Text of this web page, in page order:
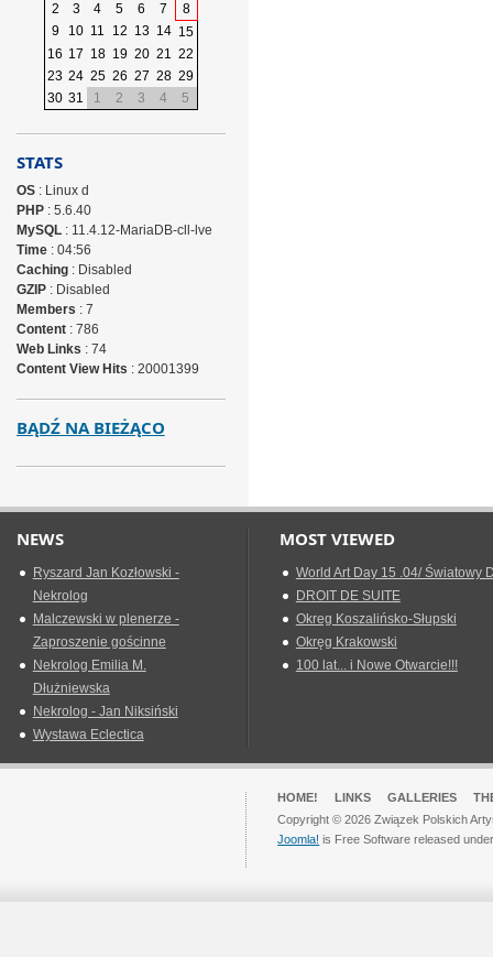
2
3 4 5 6 7
8
9
10 11 12 13 14 15
16 17 18 19 20 21 22
23 24 25 26 27 28 29
30 31 1 2 3 4 5
STATS
OS: Linux d
PHP: 5.6.40
MySQL: 11.4.12-MariaDB-cll-lve
Time: 04:56
Caching: Disabled
GZIP: Disabled
Members : 7
Content: 786
Web Links : 74
Content View Hits : 20001399
BĄDŹ NA BIEŻĄCO
NEWS
Ryszard Jan Kozłowski -
Nekrolog
Malczewski w plenerze -
Zaproszenie gościnne
Nekrolog Emilia M.
Dłużniewska
Nekrolog - Jan Niksiński
Wystawa Eclectica
MOST VIEWED
World Art Day 15 .04/ Światowy
DROIT DE SUITE
Okreg Koszalińsko-Słupski
Okręg Krakowski
100 lat... i Nowe Otwarcie!!!
HOME! LINKS GALLERIES
Copyright © 2026 Związek Polskich
Joomla! is Free Software released